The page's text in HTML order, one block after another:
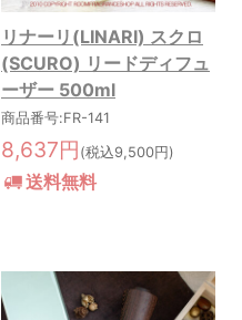
リナーリ(LINARI) スクロ
(SCURO) リードディフュ
ーザー 500ml
商品番号:FR-141
8,637円 (税込9,500円)
送料無料